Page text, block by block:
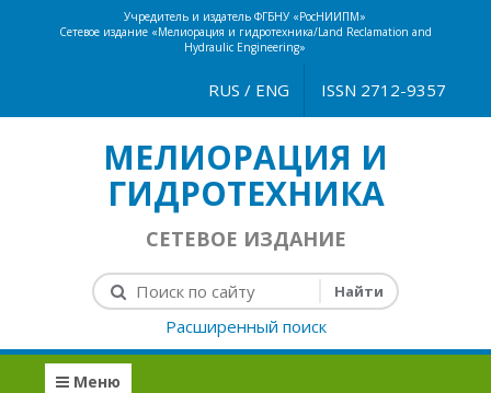
Учредитель и издатель ФГБНУ «РосНИИПМ»
Сетевое издание «Мелиорация и гидротехника/Land Reclamation and
Hydraulic Engineering»
ISSN 2712-9357
RUS / ENG
МЕЛИОРАЦИЯ И
ГИДРОТЕХНИКА
СЕТЕВОЕ ИЗДАНИЕ
Расширенный поиск
Меню